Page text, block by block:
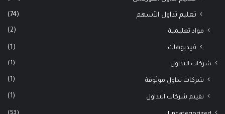
تعليم تداول الأسهم (74)
مواد تعليمية (2)
فيديوهات (1)
شركات التداول (1)
شركات تداول موثوقة (1)
تقييم شركات التداول (1)